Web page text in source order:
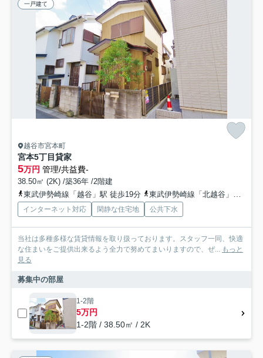
一戸建て
越谷市宮本町
宮本5丁目貸家
5万円 管理/共益費-
38.50㎡ (2K) /築36年 /2階建
東武伊勢崎線「越谷」駅 徒歩19分
東武伊勢崎線「北越谷」駅 徒歩30分
インターネット対応 閑静な住宅地 公共下水
当社は多種多様な賃貸情報を取り扱っております。スタッフ一同、快適
な住まいをご提供出来るよう全力で努めてまいりますので、ぜ... もっと
見る
募集中の部屋
1-2階
5万円
1-2階 / 38.50㎡ / 2K